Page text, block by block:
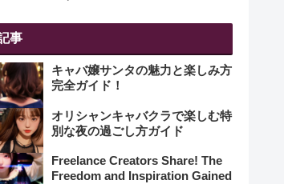
事
キャバ嬢サンタの魅力と楽しみ方
完全ガイド！
オリシャンキャバクラで楽しむ特
別な夜の過ごし方ガイド
Freelance Creators Share! The
Freedom and Inspiration Gained